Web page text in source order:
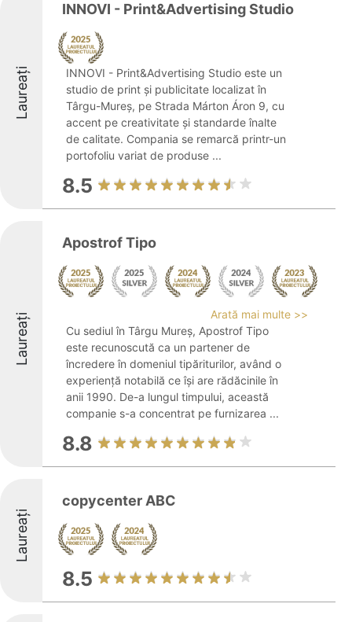
Laureați
INNOVI - Print&Advertising Studio
INNOVI - Print&Advertising Studio este un
studio de print și publicitate localizat în
Târgu-Mureș, pe Strada Márton Áron 9, cu
accent pe creativitate și standarde înalte
de calitate. Compania se remarcă printr-un
portofoliu variat de produse ...
8.5
Laureați
Apostrof Tipo
Arată mai multe >>
Cu sediul în Târgu Mureș, Apostrof Tipo
este recunoscută ca un partener de
încredere în domeniul tipăriturilor, având o
experiență notabilă ce își are rădăcinile în
anii 1990. De-a lungul timpului, această
companie s-a concentrat pe furnizarea ...
8.8
Laureați
copycenter ABC
8.5